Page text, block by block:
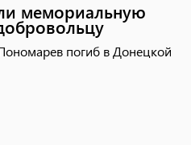
мемориальную
погиб в Донецкой